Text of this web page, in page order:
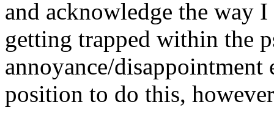
and acknowledge the way
getting trapped within the
annoyance/disappointment
position to do this,